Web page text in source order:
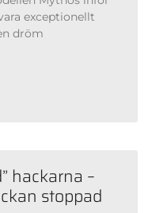
exceptionellt
dröm
hackarna –
stoppad